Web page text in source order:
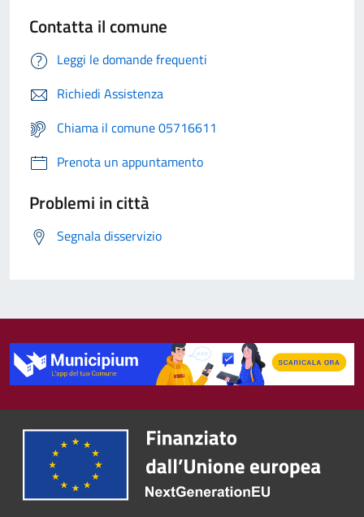
Contatta il comune
Leggi le domande frequenti
Richiedi Assistenza
Chiama il comune 05716611
Prenota un appuntamento
Problemi in città
Segnala disservizio